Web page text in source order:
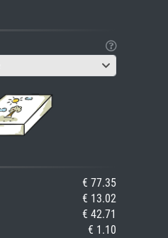
€ 77.35
€ 13.02
€ 42.71
€ 1.10